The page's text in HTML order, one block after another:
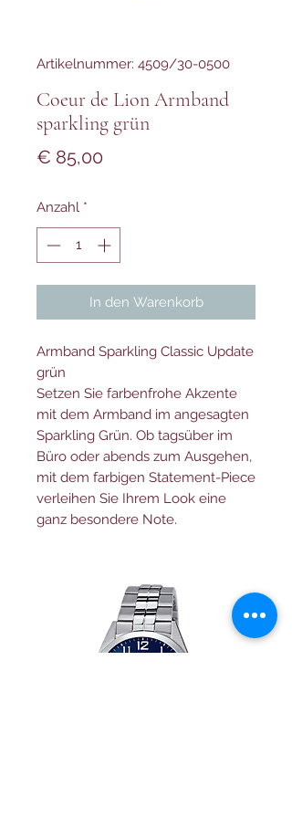
Artikelnummer: 4509/30-0500
Coeur de Lion Armband
sparkling grün
€ 85,00Preis
Anzahl *
In den Warenkorb
Armband Sparkling Classic Update
grün
Setzen Sie farbenfrohe Akzente
mit dem Armband im angesagten
Sparkling Grün. Ob tagsüber im
Büro oder abends zum Ausgehen,
mit dem farbigen Statement-Piece
verleihen Sie Ihrem Look eine
ganz besondere Note.